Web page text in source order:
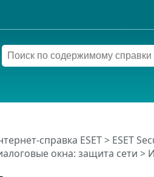
справка ESET> ESET
окна: защита сети >